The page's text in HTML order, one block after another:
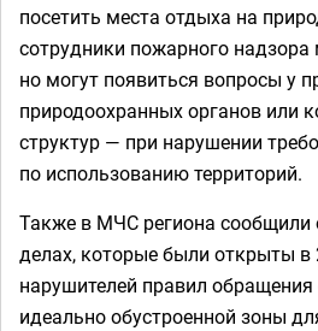
посетить места отдыха на
сотрудники пожарного надзора
но могут появиться вопросы у
природоохранных органов или
структур — при нарушении
по использованию территорий.
Также в МЧС региона сообщили
делах, которые были открыты в
нарушителей правил
идеально обустроенной зоны